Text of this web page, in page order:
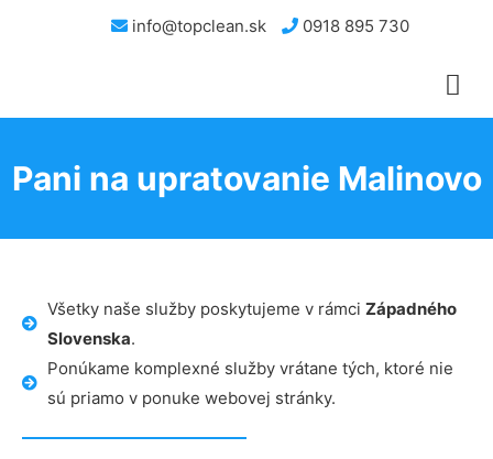
info@topclean.sk 0918 895 730
Pani na upratovanie Malinovo
Všetky naše služby poskytujeme v rámci Západného
Slovenska.
Ponúkame komplexné služby vrátane tých, ktoré nie
sú priamo v ponuke webovej stránky.